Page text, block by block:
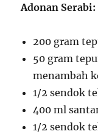
Adonan Serabi:
200 gram
50 gram
menambah
1/2 sendok
400 ml
1/2 sendok